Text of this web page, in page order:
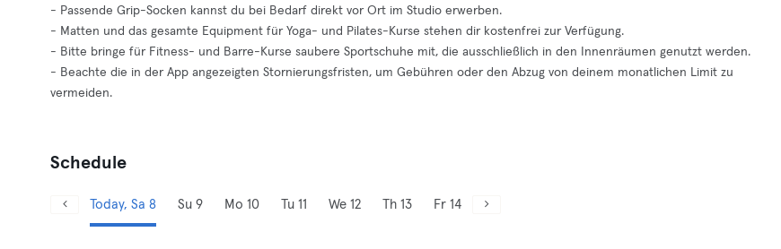
- Passende Grip-Socken kannst du bei Bedarf direkt vor Ort im Studio erwerben.
- Matten und das gesamte Equipment für Yoga- und Pilates-Kurse stehen dir kostenfrei zur Verfügung.
- Bitte bringe für Fitness- und Barre-Kurse saubere Sportschuhe mit, die ausschließlich in den Innenräumen genutzt werden.
- Beachte die in der App angezeigten Stornierungsfristen, um Gebühren oder den Abzug von deinem monatlichen Limit zu
vermeiden.
Schedule
Today, Sa 8 Su 9 Mo 10 Tu 11 We 12 Th 13 Fr 14